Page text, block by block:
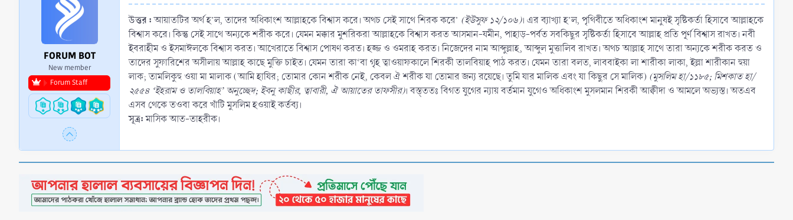
FORUM BOT
New member
Forum Staff
উত্তর :আয়াতটির অর্থ হ’ল, তাদের অধিকাংশ আল্লাহকে বিশ্বাস করে। অথচ সেই সাথে শিরক করে’ (ইউসুফ ১২/১০৬)। এর ব্যাখ্যা হ’ল, পৃথিবীতে অধিকাংশ মানুষই সৃষ্টিকর্তা হিসাবে আল্লাহকে
বিশ্বাস করে। কিন্তু সেই সাথে অন্যকে শরীক করে। যেমন মক্কার মুশরিকরা আল্লাহকে বিশ্বাস করত আসমান-যমীন, পাহাড়-পর্বত সবকিছুর সৃষ্টিকর্তা হিসাবে আল্লাহ প্রতি পূর্ণ বিশ্বাস রাখত। নবী
ইবরাহীম ও ইসমাঈলকে বিশ্বাস করত। আখেরাতে বিশ্বাস পোষণ করত। হজ্জ ও ওমরাহ করত। নিজেদের নাম আব্দুল্লাহ, আব্দুল মুত্তালিব রাখত। অথচ আল্লাহ সাথে তারা অন্যকে শরীক করত ও
তাদের সুফারিশের অসীলায় আল্লাহ কাছে মুক্তি চাইত। যেমন তারা কা‘বা গৃহ ত্বাওয়াফকালে শিরকী তালবিয়াহ পাঠ করত। যেমন তারা বলত, লাববাইকা লা শারীকা লাকা, ইল্লা শারীকান হুয়া
লাক; তামলিকুহু ওয়া মা মালাক (আমি হাযির; তোমার কোন শরীক নেই, কেবল ঐ শরীক যা তোমার জন্য রয়েছে। তুমি যার মালিক এবং যা কিছুর সে মালিক) (মুসলিম হা/১১৮৫; মিশকাত হা/
২৫৫৪ ‘ইহরাম ও তালবিয়াহ’ অনুচ্ছেদ; ইবনু কাছীর, ত্বাবারী, ঐ আয়াতের তাফসীর)। বস্ত্ততঃ বিগত যুগের ন্যায় বর্তমান যুগেও অধিকাংশ মুসলমান শিরকী আক্বীদা ও আমলে অভ্যস্ত। অতএব
এসব থেকে তওবা করে খাঁটি মুসলিম হওয়াই কর্তব্য।
সূত্র:মাসিক আত-তাহরীক।